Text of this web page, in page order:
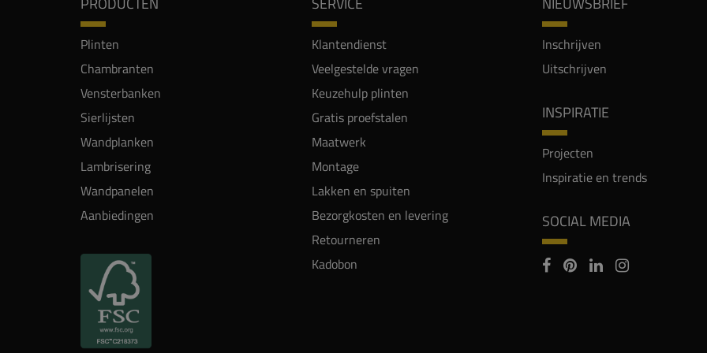
Plinten
Chambranten
Vensterbanken
Sierlijsten
Wandplanken
Lambrisering
Wandpanelen
Aanbiedingen
Klantendienst
Veelgestelde vragen
Keuzehulp plinten
Gratis proefstalen
Maatwerk
Montage
Lakken en spuiten
Bezorgkosten en levering
Retourneren
Kadobon
Inschrijven
Uitschrijven
INSPIRATIE
Projecten
Inspiratie en trends
SOCIAL MEDIA